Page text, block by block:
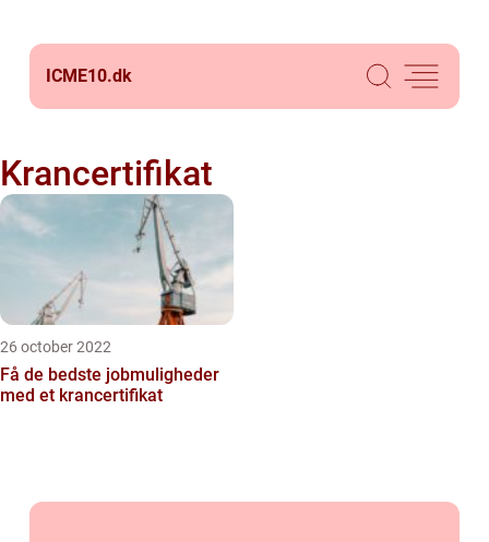
ICME10.dk
Krancertifikat
26 october 2022
Få de bedste jobmuligheder
med et krancertifikat